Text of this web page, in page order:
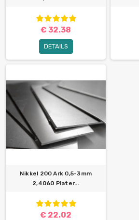
€ 32.38
DETAILS
Nikkel 200 Ark 0,5-3mm
2,4060 Plater...
€ 22.02